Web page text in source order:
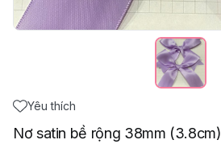
Yêu thích
Nơ satin bề rộng 38mm (3.8cm)